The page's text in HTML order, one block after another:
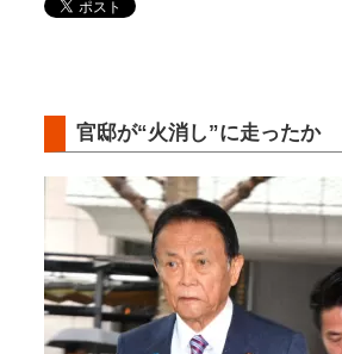
官邸が“火消し”に走ったか